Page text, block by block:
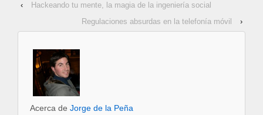
‹
Hackeando tu mente, la magia de la ingeniería social
Regulaciones absurdas en la telefonía móvil
›
Acerca de Jorge de la Peña